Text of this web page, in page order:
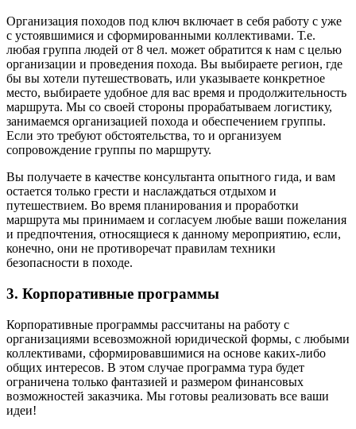
Организация походов под ключ включает в себя работу с уже
с устоявшимися и сформированными коллективами. Т.е.
любая группа людей от 8 чел. может обратится к нам с целью
организации и проведения похода. Вы выбираете регион, где
бы вы хотели путешествовать, или указываете конкретное
место, выбираете удобное для вас время и продолжительность
маршрута. Мы со своей стороны прорабатываем логистику,
занимаемся организацией похода и обеспечением группы.
Если это требуют обстоятельства, то и организуем
сопровождение группы по маршруту.
Вы получаете в качестве консультанта опытного гида, и вам
остается только грести и наслаждаться отдыхом и
путешествием. Во время планирования и проработки
маршрута мы принимаем и согласуем любые ваши пожелания
и предпочтения, относящиеся к данному мероприятию, если,
конечно, они не противоречат правилам техники
безопасности в походе.
3. Корпоративные программы
Корпоративные программы рассчитаны на работу с
организациями всевозможной юридической формы, с любыми
коллективами, сформировавшимися на основе каких-либо
общих интересов. В этом случае программа тура будет
ограничена только фантазией и размером финансовых
возможностей заказчика. Мы готовы реализовать все ваши
идеи!